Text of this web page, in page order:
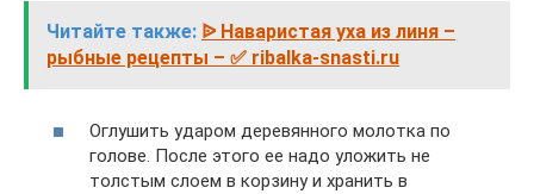
Читайте также: ᐉ Наваристая уха из линя –
рыбные рецепты – ✅ ribalka-snasti.ru
Оглушить ударом деревянного молотка по
голове. После этого ее надо уложить не
толстым слоем в корзину и хранить в